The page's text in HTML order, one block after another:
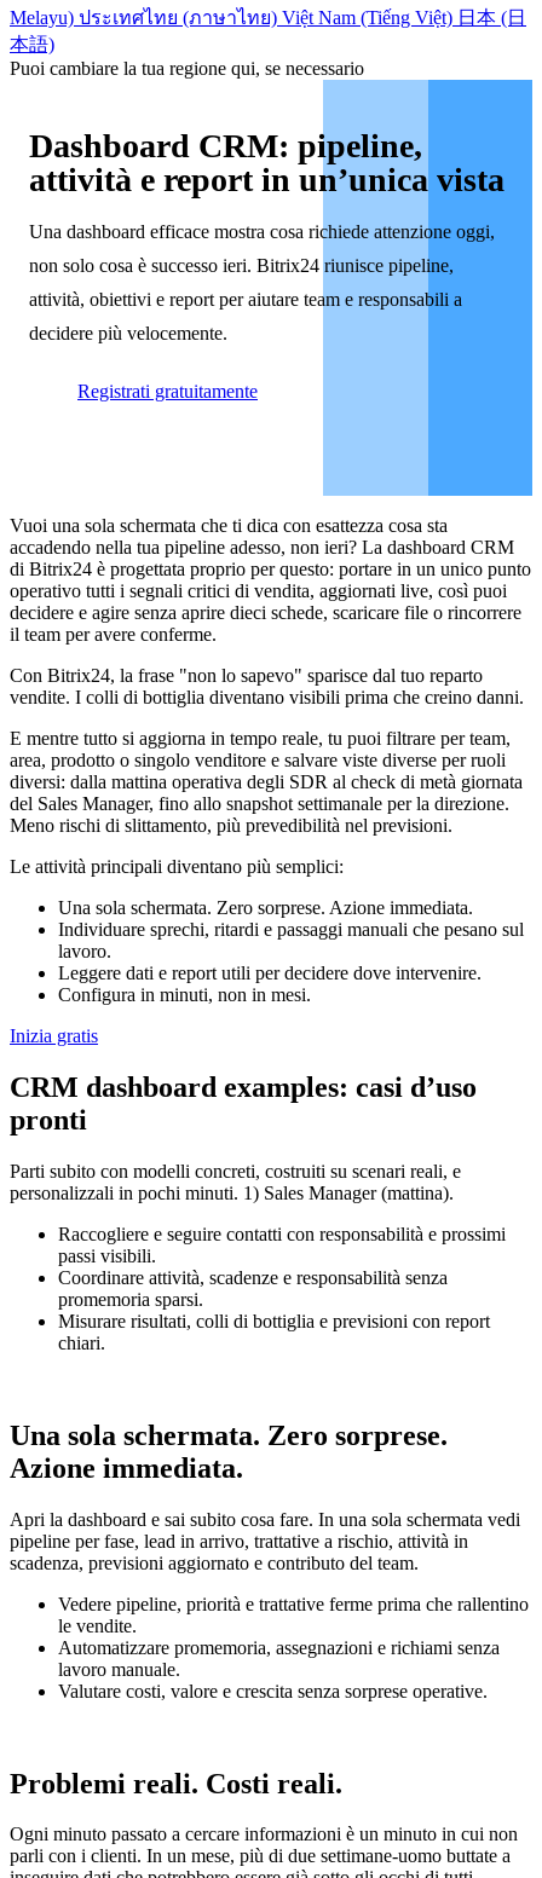
Melayu) ประเทศไทย (ภาษาไทย) Việt Nam (Tiếng Việt) 日本 (日
本語)
Puoi cambiare la tua regione qui, se necessario
Dashboard CRM: pipeline,
attività e report in un’unica vista
Una dashboard efficace mostra cosa richiede attenzione oggi,
non solo cosa è successo ieri. Bitrix24 riunisce pipeline,
attività, obiettivi e report per aiutare team e responsabili a
decidere più velocemente.
Registrati gratuitamente
Vuoi una sola schermata che ti dica con esattezza cosa sta
accadendo nella tua pipeline adesso, non ieri? La dashboard CRM
di Bitrix24 è progettata proprio per questo: portare in un unico punto
operativo tutti i segnali critici di vendita, aggiornati live, così puoi
decidere e agire senza aprire dieci schede, scaricare file o rincorrere
il team per avere conferme.
Con Bitrix24, la frase "non lo sapevo" sparisce dal tuo reparto
vendite. I colli di bottiglia diventano visibili prima che creino danni.
E mentre tutto si aggiorna in tempo reale, tu puoi filtrare per team,
area, prodotto o singolo venditore e salvare viste diverse per ruoli
diversi: dalla mattina operativa degli SDR al check di metà giornata
del Sales Manager, fino allo snapshot settimanale per la direzione.
Meno rischi di slittamento, più prevedibilità nel previsioni.
Le attività principali diventano più semplici:
Una sola schermata. Zero sorprese. Azione immediata.
Individuare sprechi, ritardi e passaggi manuali che pesano sul
lavoro.
Leggere dati e report utili per decidere dove intervenire.
Configura in minuti, non in mesi.
Inizia gratis
CRM dashboard examples: casi d’uso
pronti
Parti subito con modelli concreti, costruiti su scenari reali, e
personalizzali in pochi minuti. 1) Sales Manager (mattina).
Raccogliere e seguire contatti con responsabilità e prossimi
passi visibili.
Coordinare attività, scadenze e responsabilità senza
promemoria sparsi.
Misurare risultati, colli di bottiglia e previsioni con report
chiari.
Una sola schermata. Zero sorprese.
Azione immediata.
Apri la dashboard e sai subito cosa fare. In una sola schermata vedi
pipeline per fase, lead in arrivo, trattative a rischio, attività in
scadenza, previsioni aggiornato e contributo del team.
Vedere pipeline, priorità e trattative ferme prima che rallentino
le vendite.
Automatizzare promemoria, assegnazioni e richiami senza
lavoro manuale.
Valutare costi, valore e crescita senza sorprese operative.
Problemi reali. Costi reali.
Ogni minuto passato a cercare informazioni è un minuto in cui non
parli con i clienti. In un mese, più di due settimane-uomo buttate a